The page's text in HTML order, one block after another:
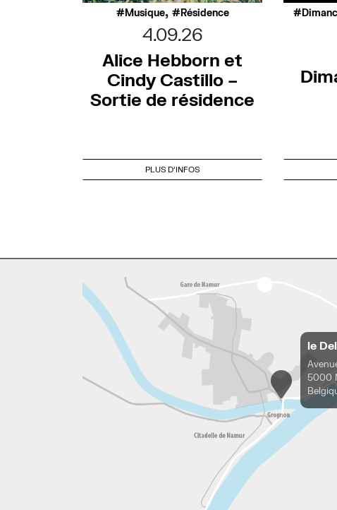
Musique, Résidence
4.09.26
Alice Hebborn et
Cindy Castillo –
Sortie de résidence
PLUS D'INFOS
le
5000